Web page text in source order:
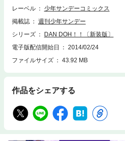
レーベル
少年サンデーコミックス
掲載誌
週刊少年サンデー
シリーズ
DAN DOH！！〔新装版〕
電子版配信開始日
2014/02/24
ファイルサイズ
43.92 MB
作品をシェアする